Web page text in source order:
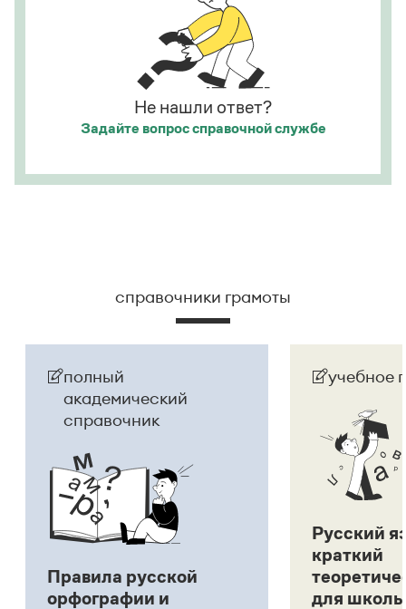
национальной ненависти или вражды,
а исполнитель — из корыстных побуждений
номинаций конкурса — «Лучший проект года»,
«Инновация сезона» и «Признание аудитории»
Не нашли ответ?
Задайте вопроссправочной службе
справочники грамоты
полный
академический
справочник
Правила русской
орфографии и
учебное
Русский
краткий
для